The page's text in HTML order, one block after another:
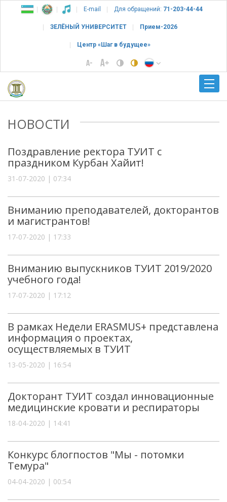
E-mail Для обращений: 71-203-44-44
ЗЕЛЁНЫЙ УНИВЕРСИТЕТ Прием-2026
Центр «Шаг в будущее»
НОВОСТИ
Поздравление ректора ТУИТ с
праздником Курбан Хайит!
31-07-2020 | 07:34
Вниманию преподавателей, докторантов
и магистрантов!
17-07-2020 | 17:33
Вниманию выпускников ТУИТ 2019/2020
учебного года!
17-07-2020 | 17:12
В рамках Недели ERASMUS+ представлена
информация о проектах,
осуществляемых в ТУИТ
13-05-2020 | 16:54
Докторант ТУИТ создал инновационные
медицинские кровати и респираторы
18-04-2020 | 14:41
Конкурс блогпостов "Мы - потомки
Темура"
04-04-2020 | 00:54